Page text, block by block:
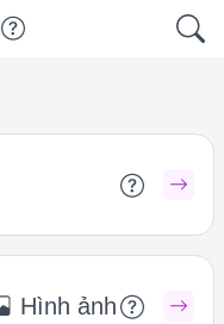
Hình ảnh